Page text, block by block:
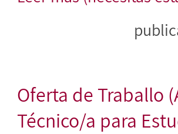
Oferta de Traballo
Técnico/a para